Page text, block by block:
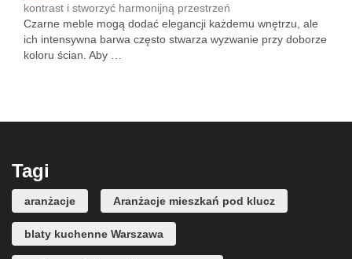
kontrast i stworzyć harmonijną przestrzeń
Czarne meble mogą dodać elegancji każdemu wnętrzu, ale
ich intensywna barwa często stwarza wyzwanie przy doborze
koloru ścian. Aby …
Tagi
aranżacje Aranżacje mieszkań pod klucz
blaty kuchenne Warszawa